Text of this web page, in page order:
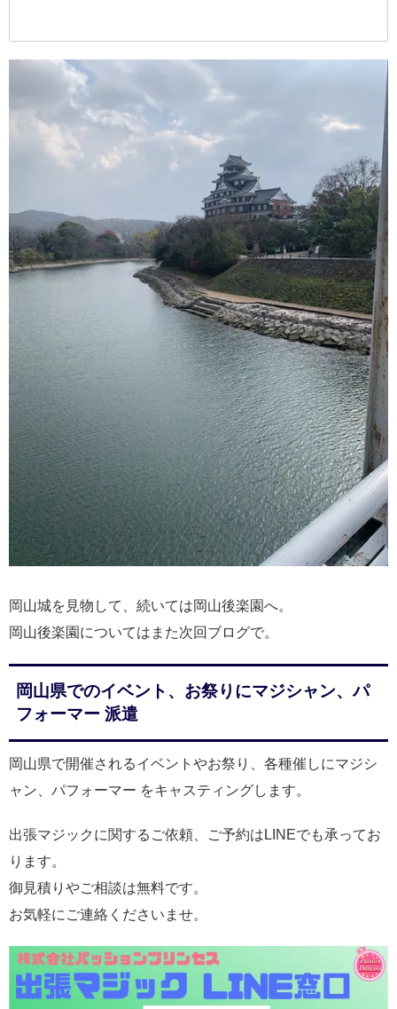
岡山城を見物して、続いては岡山後楽園へ。
岡山後楽園についてはまた次回ブログで。
岡山県でのイベント、お祭りにマジシャン、パ
フォーマー 派遣
岡山県で開催されるイベントやお祭り、各種催しにマジシ
ャン、パフォーマー をキャスティングします。
出張マジックに関するご依頼、ご予約はLINEでも承ってお
ります。
御見積りやご相談は無料です。
お気軽にご連絡くださいませ。